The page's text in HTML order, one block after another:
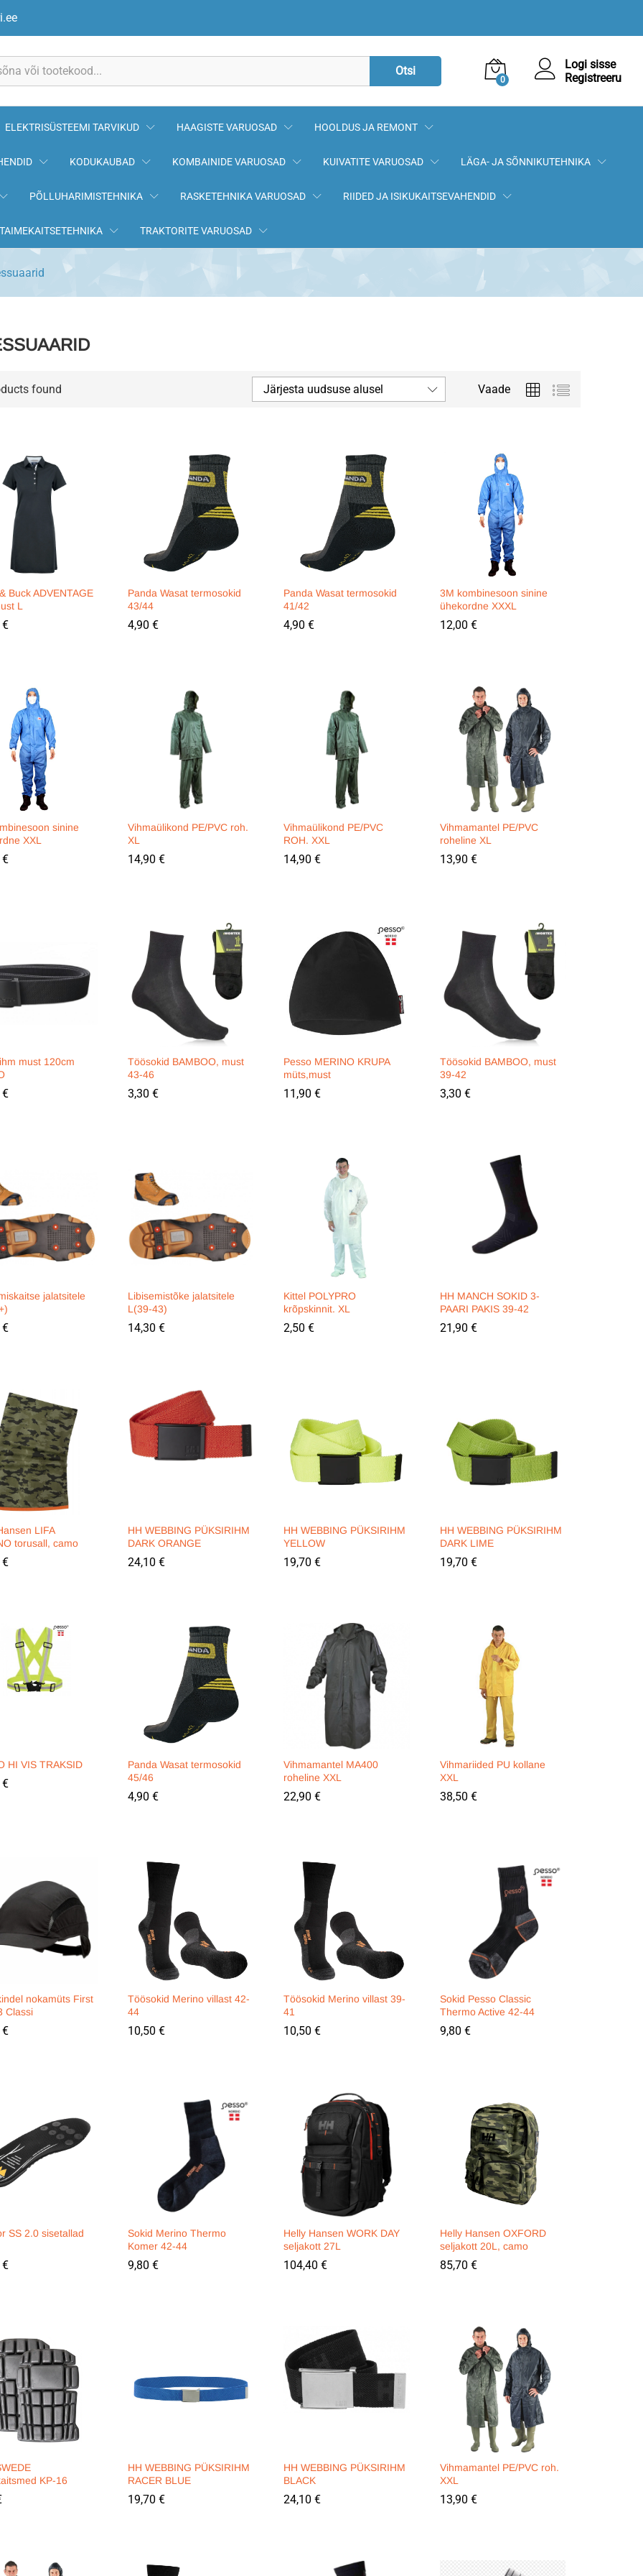
Otsi
0
Logi sisse
Registreeru
ELEKTRISÜSTEEMI TARVIKUD HAAGISTE VARUOSAD HOOLDUS JA REMONT
KODUKAUBAD KOMBAINIDE VARUOSAD KUIVATITE VARUOSAD LÄGA- JA SÕNNIKUTEHNIKA
PÕLLUHARIMISTEHNIKA RASKETEHNIKA VARUOSAD RIIDED JA ISIKUKAITSEVAHENDID
TAIMEKAITSETEHNIKA TRAKTORITE VARUOSAD
found Vaade
Järjesta uudsuse alusel
Buck ADVENTAGE
L
€
€
Panda Wasat termosokid
43/44
4,90 €
4,90 €
Panda Wasat termosokid
41/42
4,90 €
4,90 €
3M kombinesoon sinine
ühekordne XXXL
12,00 €
12,00 €
sinine
XXL
€
€
Vihmaülikond PE/PVC roh.
XL
14,90 €
14,90 €
Vihmaülikond PE/PVC
ROH. XXL
14,90 €
14,90 €
Vihmamantel PE/PVC
roheline XL
13,90 €
13,90 €
must 120cm
€
€
Töösokid BAMBOO, must
43-46
3,30 €
3,30 €
Pesso MERINO KRUPA
müts,must
11,90 €
11,90 €
Töösokid BAMBOO, must
39-42
3,30 €
3,30 €
jalatsitele
€
€
Libisemistõke jalatsitele
L(39-43)
14,30 €
14,30 €
Kittel POLYPRO
krõpskinnit. XL
2,50 €
2,50 €
HH MANCH SOKID 3-
PAARI PAKIS 39-42
21,90 €
21,90 €
LIFA
torusall, camo
€
€
HH WEBBING PÜKSIRIHM
DARK ORANGE
24,10 €
24,10 €
HH WEBBING PÜKSIRIHM
YELLOW
19,70 €
19,70 €
HH WEBBING PÜKSIRIHM
DARK LIME
19,70 €
19,70 €
HI VIS TRAKSID
€
€
Panda Wasat termosokid
45/46
4,90 €
4,90 €
Vihmamantel MA400
roheline XXL
22,90 €
22,90 €
Vihmariided PU kollane
XXL
38,50 €
38,50 €
nokamüts First
Classi
€
€
Töösokid Merino villast 42-
44
10,50 €
10,50 €
Töösokid Merino villast 39-
41
10,50 €
10,50 €
Sokid Pesso Classic
Thermo Active 42-44
9,80 €
9,80 €
SS 2.0 sisetallad
€
€
Sokid Merino Thermo
Komer 42-44
9,80 €
9,80 €
Helly Hansen WORK DAY
seljakott 27L
104,40 €
104,40 €
Helly Hansen OXFORD
seljakott 20L, camo
85,70 €
85,70 €
KP-16
HH WEBBING PÜKSIRIHM
RACER BLUE
19,70 €
19,70 €
HH WEBBING PÜKSIRIHM
BLACK
24,10 €
24,10 €
Vihmamantel PE/PVC roh.
XXL
13,90 €
13,90 €